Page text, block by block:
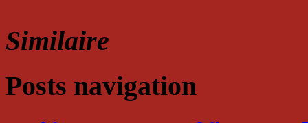
Similaire
Posts navigation